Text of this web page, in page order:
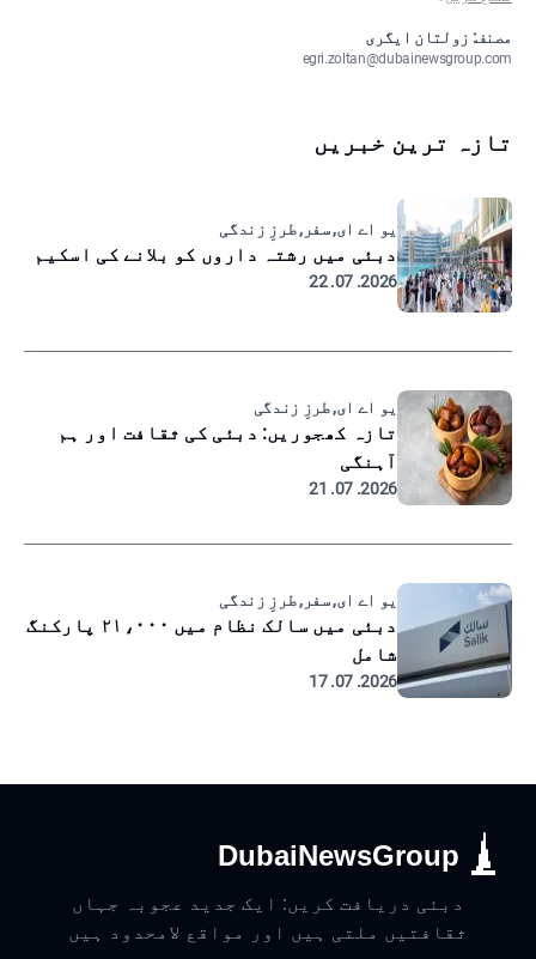
مصنف: زولتان ایگری
egri.zoltan@dubainewsgroup.com
تازہ ترین خبریں
یو اے ای, سفر, طرزِ زندگی
دبئی میں رشتہ داروں کو بلانے کی اسکیم
2026. 07. 22
یو اے ای, طرزِ زندگی
تازہ کھجوریں: دبئی کی ثقافت اور ہم
آہنگی
2026. 07. 21
یو اے ای, سفر, طرزِ زندگی
دبئی میں سالک نظام میں ۲۱،۰۰۰ پارکنگ
شامل
2026. 07. 17
DubaiNewsGroup
دبئی دریافت کریں: ایک جدید عجوبہ جہاں
ثقافتیں ملتی ہیں اور مواقع لامحدود ہیں